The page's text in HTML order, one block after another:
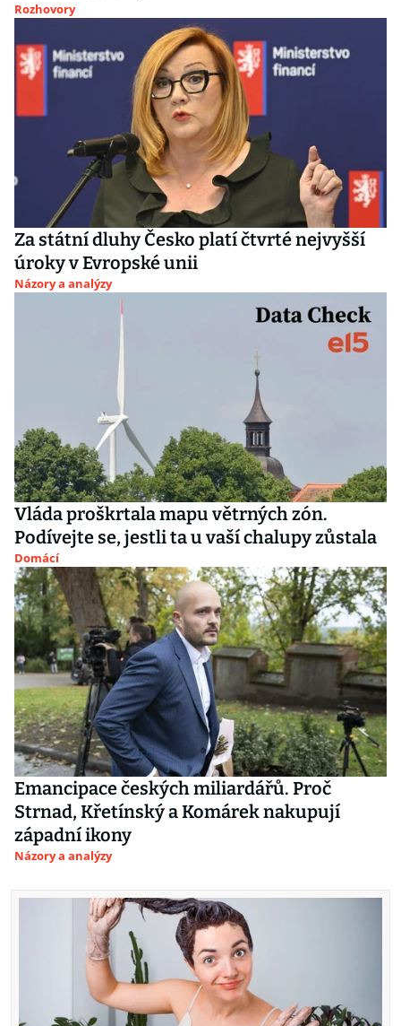
Rozhovory
Za státní dluhy Česko platí čtvrté nejvyšší
úroky v Evropské unii
Názory a analýzy
Vláda proškrtala mapu větrných zón.
Podívejte se, jestli ta u vaší chalupy zůstala
Domácí
Emancipace českých miliardářů. Proč
Strnad, Křetínský a Komárek nakupují
západní ikony
Názory a analýzy